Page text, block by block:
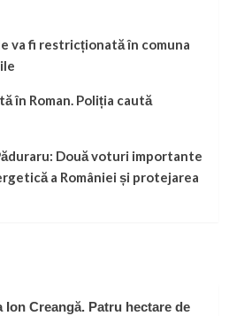
va fi restricționată în comuna
în Roman. Poliția caută
Două voturi importante
a României și protejarea
Ion Creangă. Patru hectare de